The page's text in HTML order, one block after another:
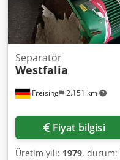
Freising 2.151 km
Separatör
Westfalia
Fiyat bilgisi
Üretim yılı: 1979, durum: